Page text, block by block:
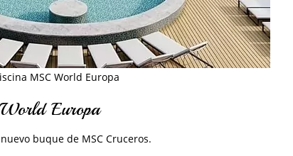
MSC World Europa
Europa
buque de MSC Cruceros.